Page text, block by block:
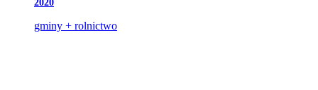
2020
gminy + rolnictwo